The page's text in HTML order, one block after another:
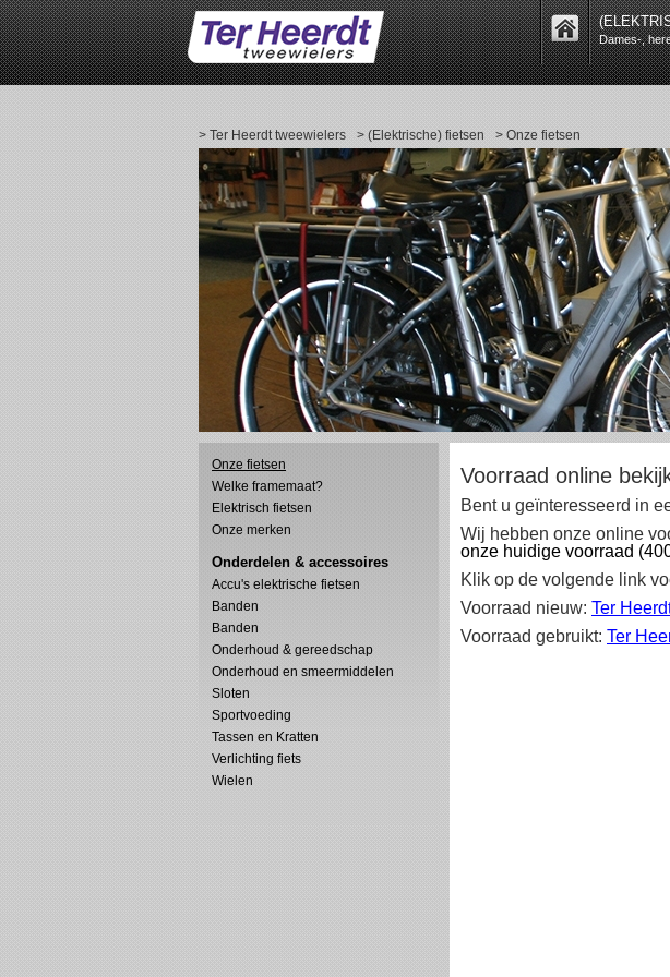
Dames-,
> Ter Heerdt tweewielers > (Elektrische) fietsen > Onze fietsen
Onze fietsen
Welke framemaat?
Elektrisch fietsen
Onze merken
Onderdelen & accessoires
Accu's elektrische fietsen
Banden
Banden
Onderhoud & gereedschap
Onderhoud en smeermiddelen
Sloten
Sportvoeding
Tassen en Kratten
Verlichting fiets
Wielen
Voorraad online
Bent u geïnteresseerd in
Wij hebben onze online
onze huidige voorraad
Klik op de volgende link
Voorraad nieuw: Ter
Voorraad gebruikt: Ter